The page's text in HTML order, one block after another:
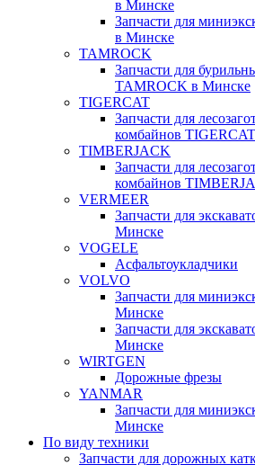
в Минске
Запчасти для
в Минске
TAMROCK
Запчасти для
TAMROCK в Минске
TIGERCAT
Запчасти для
комбайнов
TIMBERJACK
Запчасти для
комбайнов
VERMEER
Запчасти для
Минске
VOGELE
Асфальтоукладчики
VOLVO
Запчасти для
Минске
Запчасти для
Минске
WIRTGEN
Дорожные фрезы
YANMAR
Запчасти для
Минске
По виду техники
Запчасти для дорожных